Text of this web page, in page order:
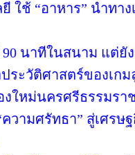
ใช้ “อาหาร” นำทาง
นาทีในสนาม แต่ยัง
ระวัติศาสตร์ของเก
ใหม่นครศรีธรรมรา
ความศรัทธา” สู่เศร